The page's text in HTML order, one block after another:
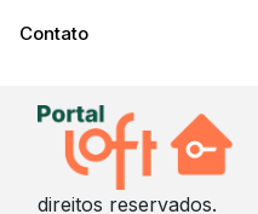
Contato
direitos reservados.